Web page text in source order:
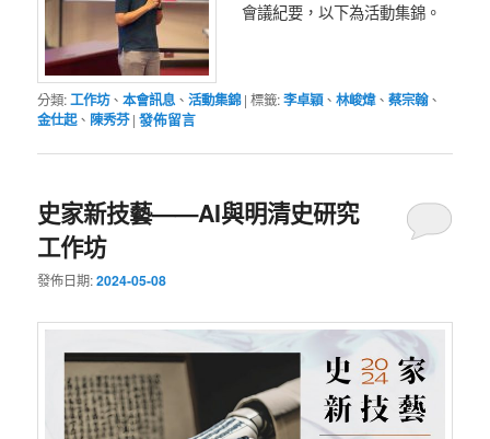
會議紀要，以下為活動集錦。
分類:工作坊、本會訊息 、活動集錦 |標籤:李卓穎、林峻煒、蔡宗翰、
金仕起、 陳秀芬 |發佈留言
史家新技藝——AI與明清史研究
工作坊
發佈日期:2024-05-08